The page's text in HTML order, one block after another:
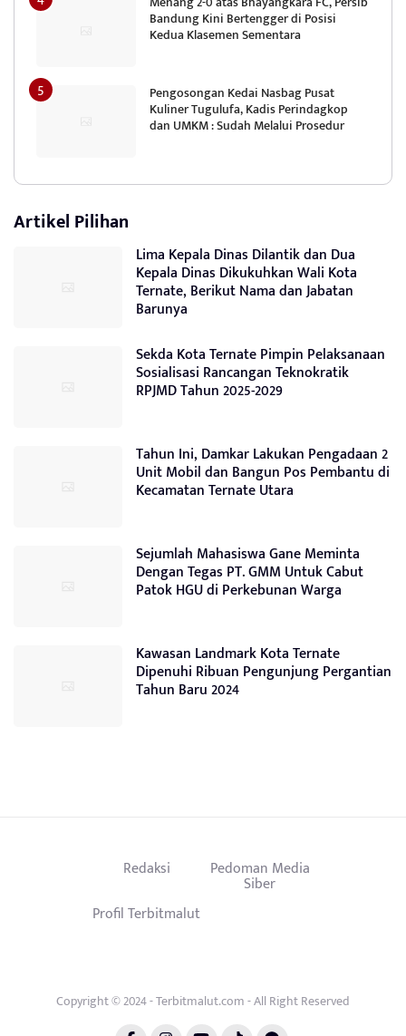
Bandung Kini Bertengger di Posisi
Kedua Klasemen Sementara
Pengosongan Kedai Nasbag Pusat
Kuliner Tugulufa, Kadis Perindagkop
dan UMKM : Sudah Melalui Prosedur
Artikel Pilihan
Lima Kepala Dinas Dilantik dan Dua
Kepala Dinas Dikukuhkan Wali Kota
Ternate, Berikut Nama dan Jabatan
Barunya
Sekda Kota Ternate Pimpin Pelaksanaan
Sosialisasi Rancangan Teknokratik
RPJMD Tahun 2025-2029
Tahun Ini, Damkar Lakukan Pengadaan 2
Unit Mobil dan Bangun Pos Pembantu di
Kecamatan Ternate Utara
Sejumlah Mahasiswa Gane Meminta
Dengan Tegas PT. GMM Untuk Cabut
Patok HGU di Perkebunan Warga
Kawasan Landmark Kota Ternate
Dipenuhi Ribuan Pengunjung Pergantian
Tahun Baru 2024
Redaksi Pedoman Media
Siber
Profil Terbitmalut
Copyright © 2024 - Terbitmalut.com - All Right Reserved